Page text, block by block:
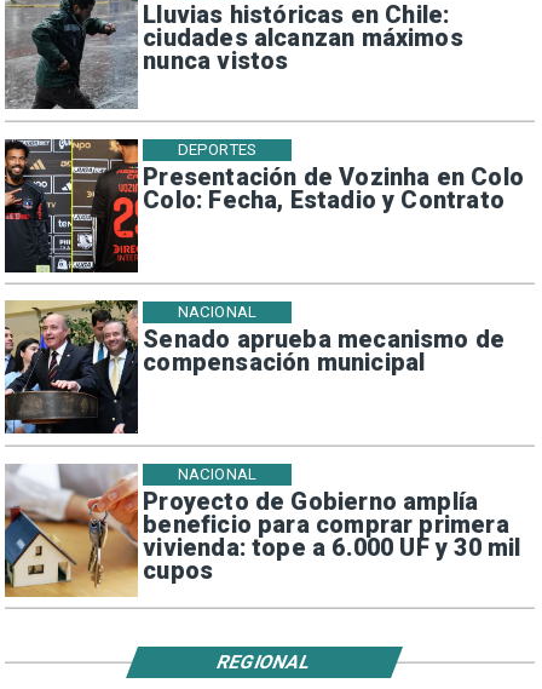
Lluvias históricas en Chile:
ciudades alcanzan máximos
nunca vistos
Presentación de Vozinha en Colo
Colo: Fecha, Estadio y Contrato
DEPORTES
Senado aprueba mecanismo de
compensación municipal
NACIONAL
Proyecto de Gobierno amplía
beneficio para comprar primera
vivienda: tope a 6.000 UF y 30 mil
cupos
NACIONAL
REGIONAL